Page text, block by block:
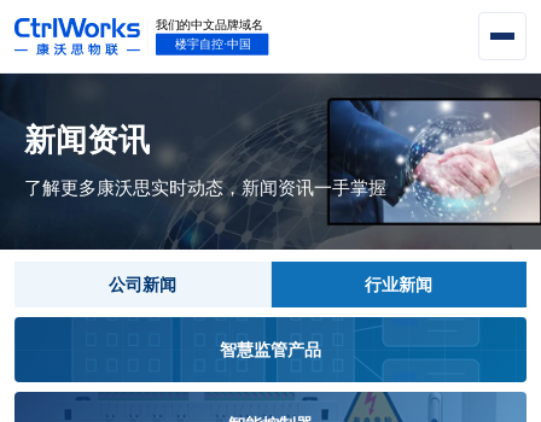
新闻资讯
了解更多康沃思实时动态，新闻资讯一手掌握
公司新闻 行业新闻
智慧监管产品